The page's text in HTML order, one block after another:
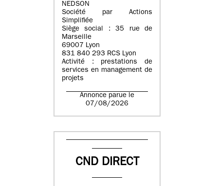
NEDSON
Société par Actions
Simplifiée
Siège social : 35 rue de
Marseille
69007 Lyon
831 840 293 RCS Lyon
Activité : prestations de
services en management de
projets
Annonce parue le
07/08/2026
CND DIRECT